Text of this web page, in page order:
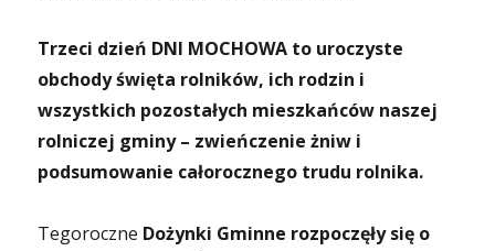
Trzeci dzień DNI MOCHOWA to uroczyste
obchody święta rolników, ich rodzin i
wszystkich pozostałych mieszkańców naszej
rolniczej gminy – zwieńczenie żniw i
podsumowanie całorocznego trudu rolnika.
Tegoroczne Dożynki Gminne rozpoczęły się o